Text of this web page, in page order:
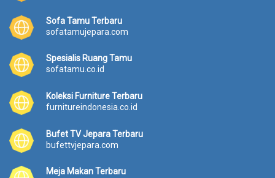
Sofa Tamu Terbaru
sofatamujepara.com
Spesialis Ruang Tamu
sofatamu.co.id
Koleksi Furniture Terbaru
furnitureindonesia.co.id
Bufet TV Jepara Terbaru
bufettvjepara.com
Meja Makan Terbaru